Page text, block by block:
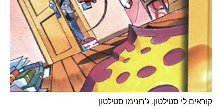
קוראים לי סטילטון, ג'רונימו סטילטון